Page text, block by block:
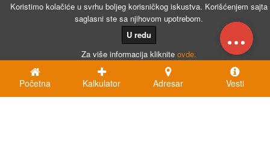
Koristimo kolačiće u svrhu boljeg korisničkog iskustva. Korišćenjem sajta
saglasni ste sa njihovom upotrebom.
U redu
Za više informacija kliknite ovde.
...
Početna Kalkulator Adresar Vesti